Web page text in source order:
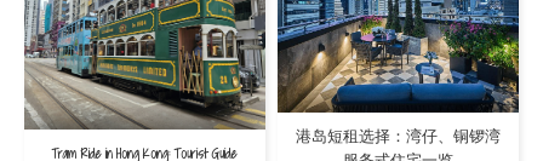
港岛短租选择：湾仔、铜锣湾
Tram Ride in Hong Kong: Tourist Guide